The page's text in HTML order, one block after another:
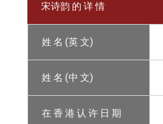
宋诗韵 的 详 情
姓 名 (英 文)
姓 名 (中 文)
在 香 港 认 许 日 期